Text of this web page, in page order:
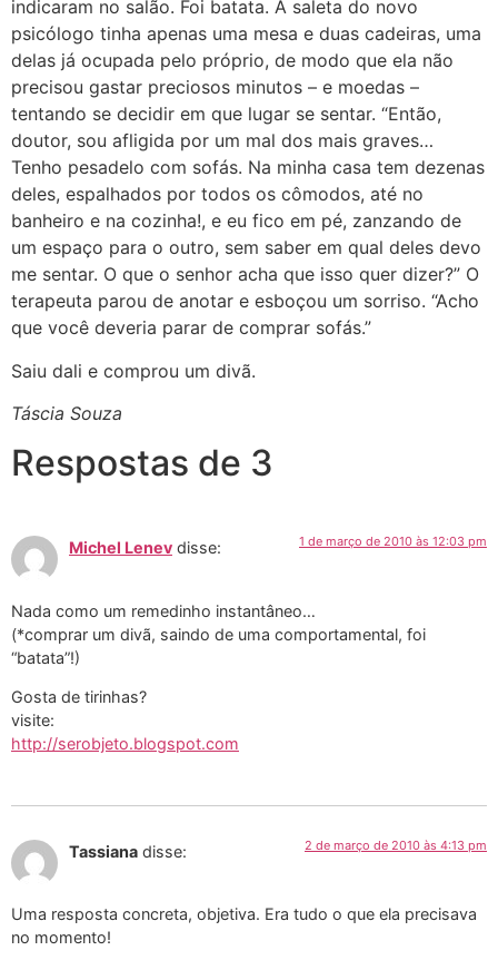
indicaram no salão. Foi batata. A saleta do novo
psicólogo tinha apenas uma mesa e duas cadeiras, uma
delas já ocupada pelo próprio, de modo que ela não
precisou gastar preciosos minutos – e moedas –
tentando se decidir em que lugar se sentar. “Então,
doutor, sou afligida por um mal dos mais graves…
Tenho pesadelo com sofás. Na minha casa tem dezenas
deles, espalhados por todos os cômodos, até no
banheiro e na cozinha!, e eu fico em pé, zanzando de
um espaço para o outro, sem saber em qual deles devo
me sentar. O que o senhor acha que isso quer dizer?” O
terapeuta parou de anotar e esboçou um sorriso. “Acho
que você deveria parar de comprar sofás.”
Saiu dali e comprou um divã.
Táscia Souza
Respostas de 3
Michel Lenev disse: 1 de março de 2010 às 12:03 pm
Nada como um remedinho instantâneo…
(*comprar um divã, saindo de uma comportamental, foi
“batata”!)
Gosta de tirinhas?
visite:
http://serobjeto.blogspot.com
Tassiana disse: 2 de março de 2010 às 4:13 pm
Uma resposta concreta, objetiva. Era tudo o que ela precisava
no momento!